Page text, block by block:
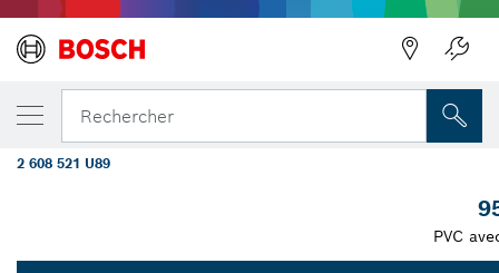
Rechercher
VOTRE VARIANTE SÉLECTIONNÉE
Coffret d'embouts de vissage PRO Impact,
50 pièces
2 608 521 U89
PVC